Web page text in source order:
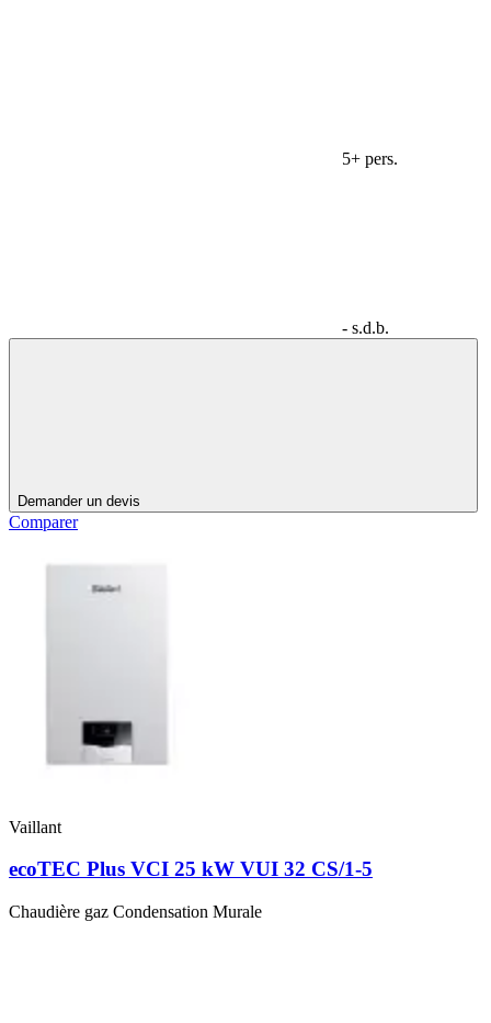
5+ pers.
- s.d.b.
Demander un devis
Comparer
Vaillant
ecoTEC Plus VCI 25 kW VUI 32 CS/1-5
Chaudière gaz Condensation Murale